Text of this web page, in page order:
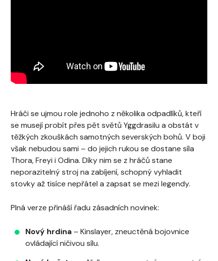
Hráči se ujmou role jednoho z několika odpadlíků, kteří
se musejí probít přes pět světů Yggdrasilu a obstát v
těžkých zkouškách samotných severských bohů. V boji
však nebudou sami – do jejich rukou se dostane síla
Thora, Freyi i Odina. Díky nim se z hráčů stane
neporazitelný stroj na zabíjení, schopný vyhladit
stovky až tisíce nepřátel a zapsat se mezi legendy.
Plná verze přináší řadu zásadních novinek:
Nový hrdina – Kinslayer, zneuctěná bojovnice
ovládající ničivou sílu.